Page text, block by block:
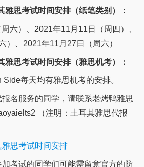
雅思考试时间安排（纸笔类别）：
六）、2021年11月11日（周四）、
）、2021年11月27日（周六）
雅思考试时间安排（雅思机考）：
每天均有雅思机考的安排。
名服务的同学，请联系老烤鸭雅思
（注明：土耳其雅思代报
雅思考试时间安排
考试的同学们可能需留意官方的防